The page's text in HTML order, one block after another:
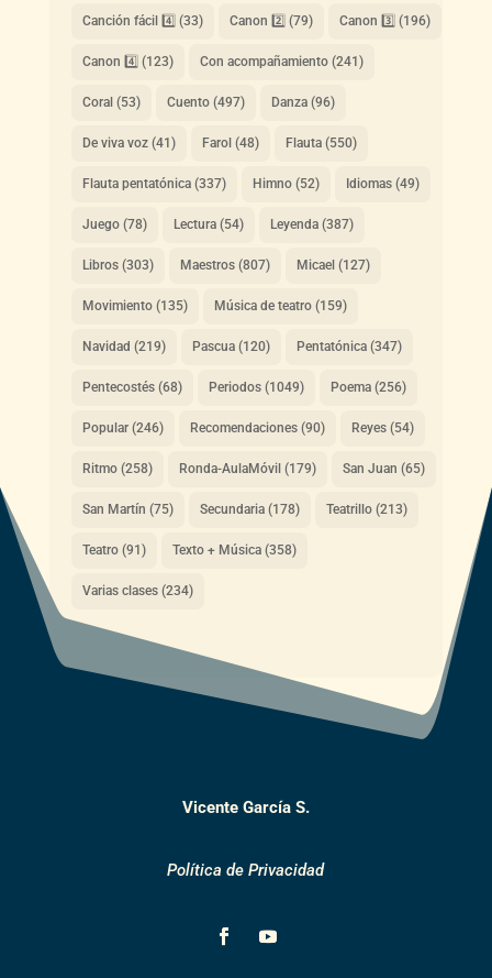
Canción fácil 4️⃣ (33) Canon 2️⃣ (79) Canon 3️⃣ (196)
Canon 4️⃣ (123) Con acompañamiento(241)
Coral(53) Cuento(497) Danza(96)
De viva voz(41) Farol(48) Flauta(550)
Flauta pentatónica(337) Himno(52) Idiomas(49)
Juego(78) Lectura(54) Leyenda(387)
Libros(303) Maestros(807) Micael(127)
Movimiento(135) Música de teatro(159)
Navidad (219) Pascua(120) Pentatónica(347)
Pentecostés(68) Periodos(1049) Poema(256)
Popular(246) Recomendaciones(90) Reyes(54)
Ritmo(258) Ronda-AulaMóvil(179) San Juan (65)
San Martín (75) Secundaria(178) Teatrillo(213)
Teatro(91) Texto + Música(358)
Varias clases(234)
Vicente García S.
Política de Privacidad